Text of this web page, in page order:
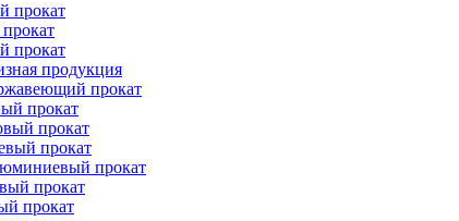
прокат
прокат
продукция
прокат
прокат
прокат
прокат
прокат
прокат
прокат